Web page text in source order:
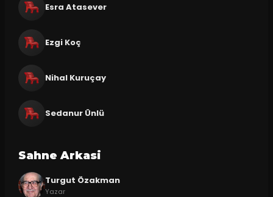
Esra Atasever
Ezgi Koç
Nihal Kuruçay
Sedanur Ünlü
Sahne Arkasi
Turgut Özakman
Yazar